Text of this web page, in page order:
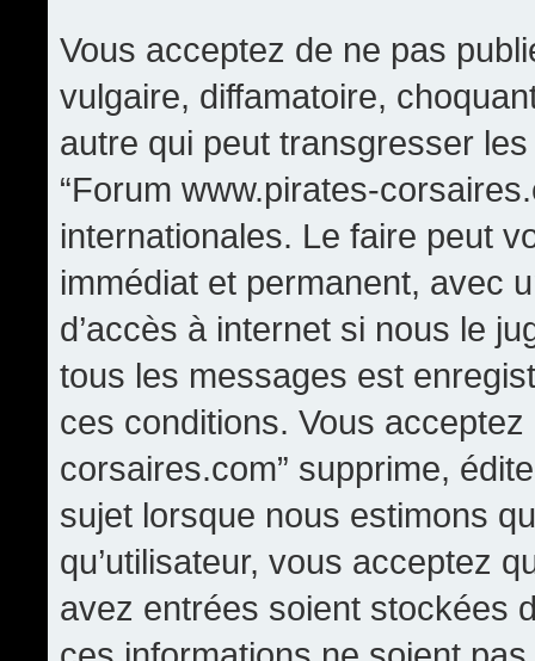
Vous acceptez de ne pas
vulgaire, diffamatoire,
autre qui peut transgresser
“Forum www.pirates-
internationales. Le faire peut
immédiat et permanent, avec
d’accès à internet si nous le
tous les messages est
ces conditions. Vous
corsaires.com” supprime,
sujet lorsque nous estimons
qu’utilisateur, vous acceptez
avez entrées soient stockées